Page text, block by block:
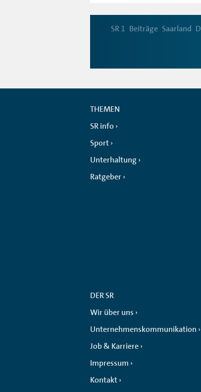
SR 1 Beiträge Saarland
THEMEN
SR info
Sport
Unterhaltung
Ratgeber
DER SR
Wir über uns
Unternehmenskommunikation
Job & Karriere
Impressum
Kontakt